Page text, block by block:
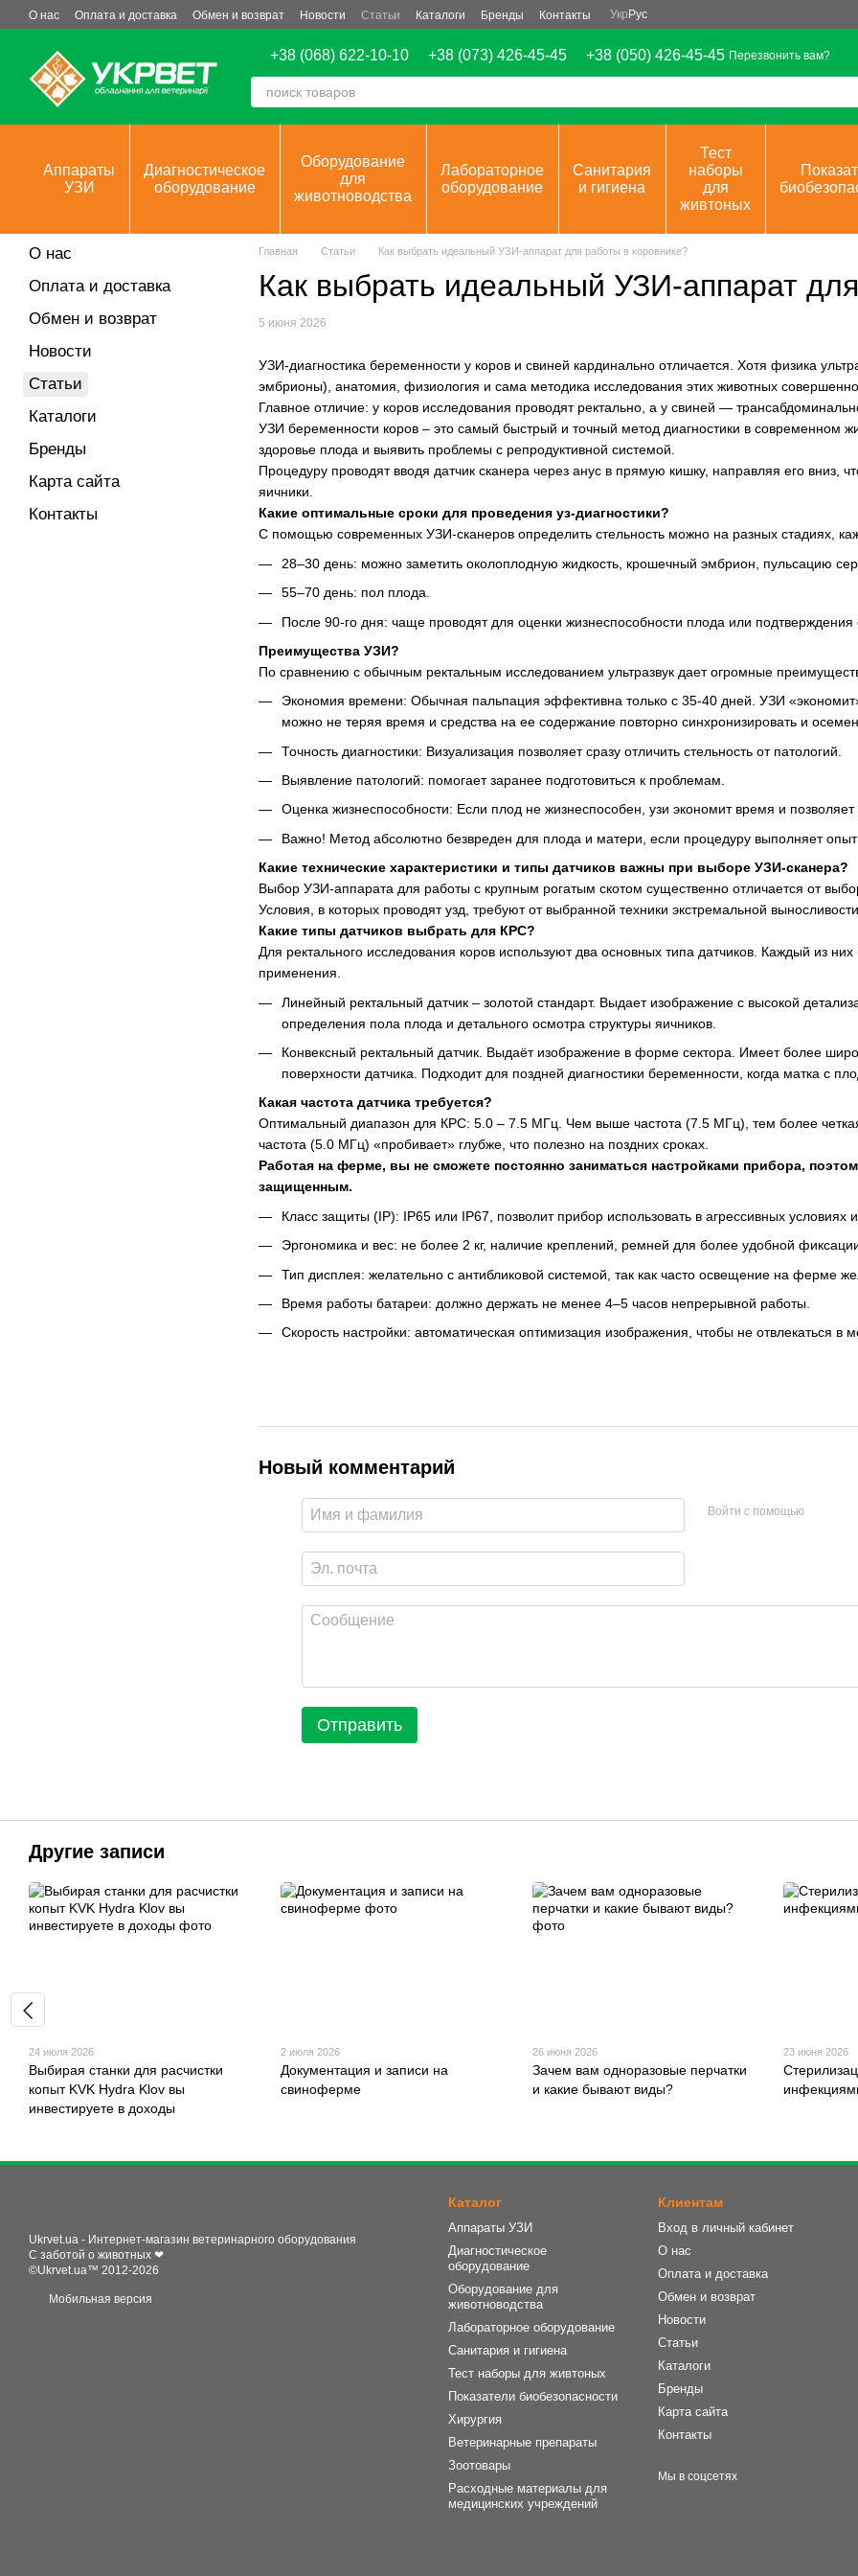
Перейти к основному контенту
О нас Оплата и доставка Обмен и возврат Новости Статьи Каталоги Бренды Контакты Укр Рус
+38 (068) 622-10-10 +38 (073) 426-45-45 +38 (050) 426-45-45 Перезвонить вам?
Аппараты
УЗИ
Диагностическое
оборудование
Оборудование
для
животноводства
Лабораторное
оборудование
Санитария
и гигиена
Тест
наборы
для
живтоных
Главная Статьи Как выбрать идеальный УЗИ-аппарат для работы в коровнике?
Как выбрать идеальный УЗИ-аппарат
5 июня 2026
УЗИ-диагностика беременности у коров и свиней кардинально отличается. Хотя физика
эмбрионы), анатомия, физиология и сама методика исследования этих животных
Главное отличие: у коров исследования проводят ректально, а у свиней —
УЗИ беременности коров – это самый быстрый и точный метод диагностики в современном
здоровье плода и выявить проблемы с репродуктивной системой.
Процедуру проводят вводя датчик сканера через анус в прямую кишку, направляя его вниз,
яичники.
Какие оптимальные сроки для проведения уз-диагностики?
С помощью современных УЗИ-сканеров определить стельность можно на разных стадиях,
28–30 день: можно заметить околоплодную жидкость, крошечный эмбрион, пульсацию
55–70 день: пол плода.
После 90-го дня: чаще проводят для оценки жизнеспособности плода или подтверждения
Преимущества УЗИ?
По сравнению с обычным ректальным исследованием ультразвук дает огромные
Экономия времени: Обычная пальпация эффективна только с 35-40 дней. УЗИ
можно не теряя время и средства на ее содержание повторно синхронизировать и
Точность диагностики: Визуализация позволяет сразу отличить стельность от патологий.
Выявление патологий: помогает заранее подготовиться к проблемам.
Оценка жизнеспособности: Если плод не жизнеспособен, узи экономит время и
Важно! Метод абсолютно безвреден для плода и матери, если процедуру выполняет
Какие технические характеристики и типы датчиков важны при выборе УЗИ-сканера?
Выбор УЗИ-аппарата для работы с крупным рогатым скотом существенно отличается от
Условия, в которых проводят узд, требуют от выбранной техники экстремальной
Какие типы датчиков выбрать для КРС?
Для ректального исследования коров используют два основных типа датчиков. Каждый из
применения.
Линейный ректальный датчик – золотой стандарт. Выдает изображение с высокой
определения пола плода и детального осмотра структуры яичников.
Конвексный ректальный датчик. Выдаёт изображение в форме сектора. Имеет более
поверхности датчика. Подходит для поздней диагностики беременности, когда матка с
Какая частота датчика требуется?
Оптимальный диапазон для КРС: 5.0 – 7.5 МГц. Чем выше частота (7.5 МГц), тем более
частота (5.0 МГц) «пробивает» глубже, что полезно на поздних сроках.
Работая на ферме, вы не сможете постоянно заниматься настройками прибора,
защищенным.
Класс защиты (IP): IP65 или IP67, позволит прибор использовать в агрессивных условиях
Эргономика и вес: не более 2 кг, наличие креплений, ремней для более удобной
Тип дисплея: желательно с антибликовой системой, так как часто освещение на ферме
Время работы батареи: должно держать не менее 4–5 часов непрерывной работы.
Скорость настройки: автоматическая оптимизация изображения, чтобы не отвлекаться в
Новый комментарий
Войти с помощью
Отправить
О нас
Оплата и доставка
Обмен и возврат
Новости
Статьи
Каталоги
Бренды
Карта сайта
Контакты
Другие записи
24 июля 2026
Выбирая станки для расчистки
копыт KVK Hydra Klov вы
инвестируете в доходы
2 июля 2026
Документация и записи на
свиноферме
26 июня 2026
Зачем вам одноразовые перчатки
и какие бывают виды?
23 июня 2026
Ukrvet.ua - Интернет-магазин ветеринарного оборудования
С заботой о животных ❤
©Ukrvet.ua™ 2012-2026
Мобильная версия
Каталог
Аппараты УЗИ
Диагностическое
оборудование
Оборудование для
животноводства
Лабораторное оборудование
Санитария и гигиена
Тест наборы для живтоных
Показатели биобезопасности
Хирургия
Ветеринарные препараты
Зоотовары
Расходные материалы для
медицинских учреждений
Клиентам
Вход в личный кабинет
О нас
Оплата и доставка
Обмен и возврат
Новости
Статьи
Каталоги
Бренды
Карта сайта
Контакты
Мы в соцсетях